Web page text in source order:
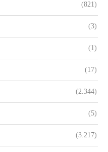
(821)
(3)
(1)
(17)
(2.344)
(5)
(3.217)